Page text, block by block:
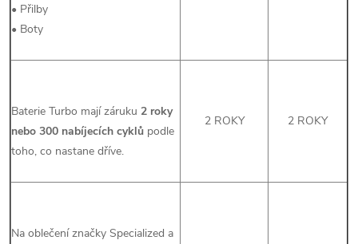
• Přilby
• Boty
Baterie Turbo mají záruku 2 roky
nebo 300 nabíjecích cyklů podle
toho, co nastane dříve.
2 ROKY 2 ROKY
Na oblečení značky Specialized a